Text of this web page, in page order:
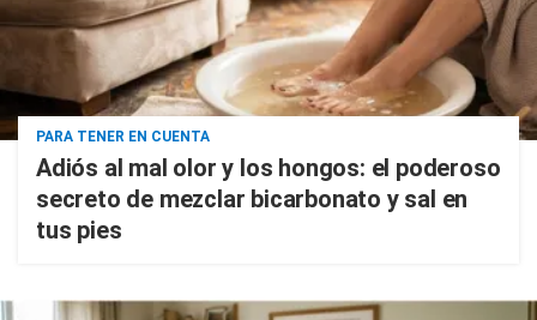
PARA TENER EN CUENTA
Adiós al mal olor y los hongos: el poderoso
secreto de mezclar bicarbonato y sal en
tus pies